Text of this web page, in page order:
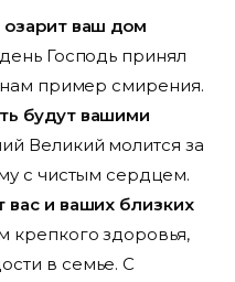
озарит ваш дом
Господь принял
нам пример смирения.
будут вашими
Великий молится за
с чистым сердцем.
вас и ваших близких
крепкого здоровья,
в семье. С